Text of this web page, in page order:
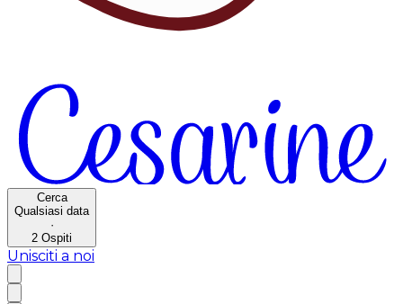
Cerca
Qualsiasi data
·
2 Ospiti
Unisciti a noi